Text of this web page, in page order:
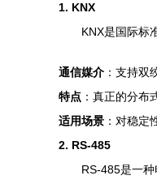
1. KNX
KNX是国际标
通信媒介 ：支持双
特点 ：真正的分布
适用场景 ：对稳定
2. RS-485
RS-485是一